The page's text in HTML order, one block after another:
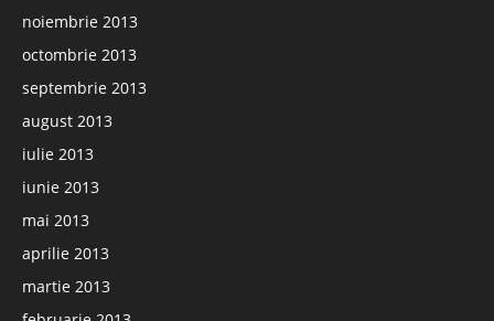
noiembrie 2013
octombrie 2013
septembrie 2013
august 2013
iulie 2013
iunie 2013
mai 2013
aprilie 2013
martie 2013